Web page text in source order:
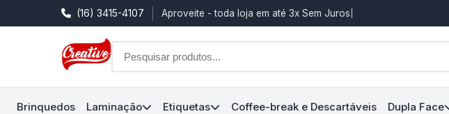
(16) 3415-4107 Aproveite - toda loja em até 3x Sem Juros
Brinquedos Laminação Etiquetas Coffee-break e Descartáveis Dupla Face